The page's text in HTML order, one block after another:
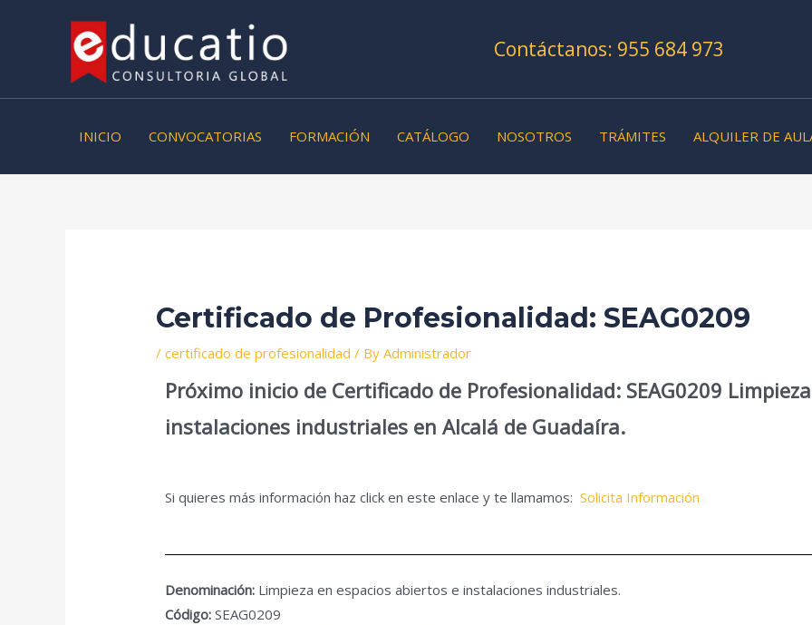
Contáctanos: 955 684 973
INICIO CONVOCATORIAS FORMACIÓN CATÁLOGO NOSOTROS TRÁMITES ALQUILER DE
Certificado de Profesionalidad: SEAG0209
/certificado de profesionalidad / ByAdministrador
Próximo inicio de Certificado de Profesionalidad: SEAG0209
instalaciones industriales en Alcalá de Guadaíra.
Si quieres más información haz click en este enlace y te llamamos: Solicita Información
Denominación: Limpieza en espacios abiertos e instalaciones industriales.
Código: SEAG0209
navigation